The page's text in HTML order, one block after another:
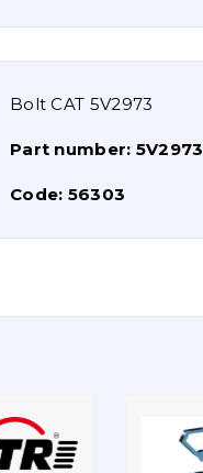
Bolt CAT 5V2973
Part number: 5V2973
Code: 56303